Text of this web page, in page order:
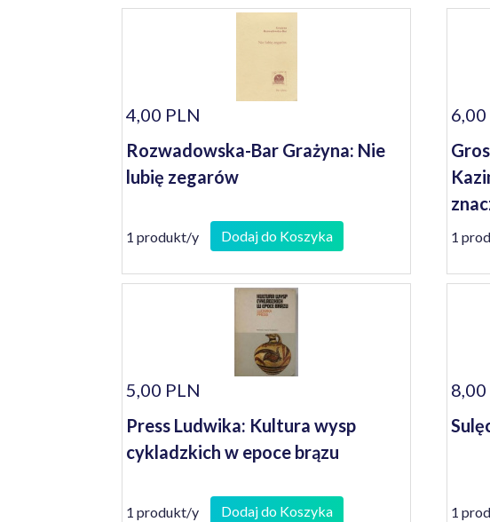
4,00 PLN
Rozwadowska-Bar Grażyna: Nie
lubię zegarów
1 produkt/y Dodaj do Koszyka
6,00
1
5,00 PLN
Press Ludwika: Kultura wysp
cykladzkich w epoce brązu
1 produkt/y Dodaj do Koszyka
8,00
1